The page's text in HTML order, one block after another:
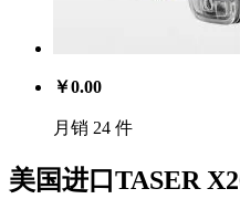
￥0.00
月销 24 件
美国进口TASER